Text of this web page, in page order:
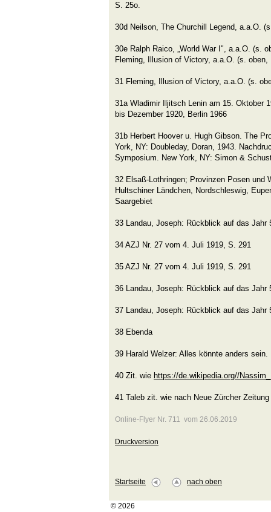
S. 25o.
30d Neilson, The Churchill Legend, a.a.O.
30e Ralph Raico, „World War I", a.a.O. (s.
Fleming, Illusion of Victory, a.a.O. (s.
31 Fleming, Illusion of Victory, a.a.O. (s.
31a Wladimir Iljitsch Lenin am 15. Oktober
bis Dezember 1920, Berlin 1966
31b Herbert Hoover u. Hugh Gibson. The
York, NY: Doubleday, Doran, 1943.
Symposium. New York, NY: Simon &
32 Elsaß-Lothringen; Provinzen Posen und
Hultschiner Ländchen, Nordschleswig,
Saargebiet
33 Landau, Joseph: Rückblick auf das Jahr
34 AZJ Nr. 27 vom 4. Juli 1919, S. 291
35 AZJ Nr. 27 vom 4. Juli 1919, S. 291
36 Landau, Joseph: Rückblick auf das Jahr
37 Landau, Joseph: Rückblick auf das Jahr
38 Ebenda
39 Harald Welzer: Alles könnte anders
40 Zit. wie https://de.wikipedia.org//
41 Taleb zit. wie nach Neue Zürcher
Online-Flyer Nr. 711 vom 26.06.2019
Druckversion
Startseite nach oben
© 2026